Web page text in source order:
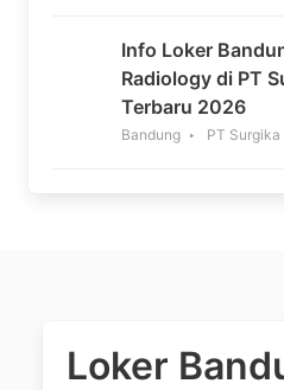
Info Loker
Radiology di PT
Terbaru 2026
Bandung PT
Loker